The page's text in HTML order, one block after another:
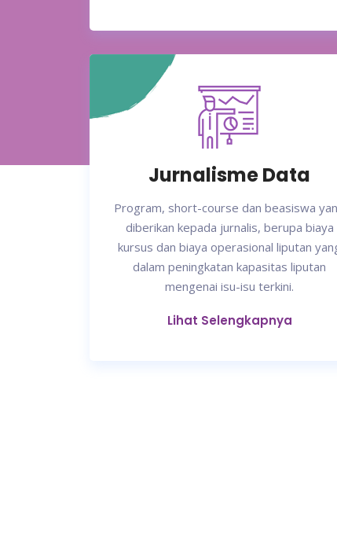
Jurnalisme Data
Program, short-course dan beasiswa
diberikan kepada jurnalis, berupa biaya
kursus dan biaya operasional liputan
dalam peningkatan kapasitas liputan
mengenai isu-isu terkini.
Lihat Selengkapnya